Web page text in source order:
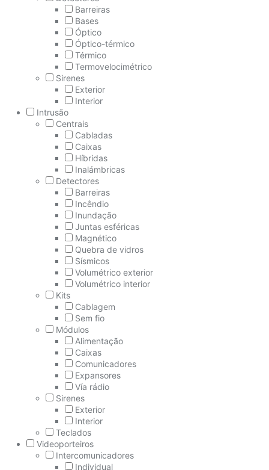
Barreiras
Bases
Óptico
Óptico-térmico
Térmico
Termovelocimétrico
Sirenes
Exterior
Interior
Intrusão
Centrais
Cabladas
Caixas
Híbridas
Inalámbricas
Detectores
Barreiras
Incêndio
Inundação
Juntas esféricas
Magnético
Quebra de vidros
Sísmicos
Volumétrico exterior
Volumétrico interior
Kits
Cablagem
Sem fio
Módulos
Alimentação
Caixas
Comunicadores
Expansores
Vía rádio
Sirenes
Exterior
Interior
Teclados
Videoporteiros
Intercomunicadores
Individual